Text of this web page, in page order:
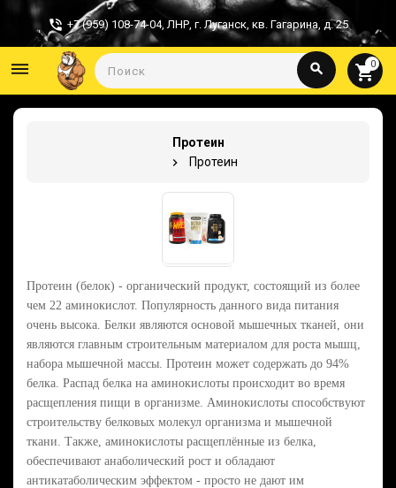
+7 (959) 108-74-04,ЛНР, г. Луганск, кв. Гагарина, д. 25
search shopping_cart
0
dehaze
Протеин
Протеин
Протеин (белок) - органический продукт, состоящий из более
чем 22 аминокислот. Популярность данного вида питания
очень высока. Белки являются основой мышечных тканей, они
являются главным строительным материалом для роста мышц,
набора мышечной массы. Протеин может содержать до 94%
белка. Распад белка на аминокислоты происходит во время
расщепления пищи в организме. Аминокислоты способствуют
строительству белковых молекул организма и мышечной
ткани. Также, аминокислоты расщеплённые из белка,
обеспечивают анаболический рост и обладают
антикатаболическим эффектом - просто не дают им